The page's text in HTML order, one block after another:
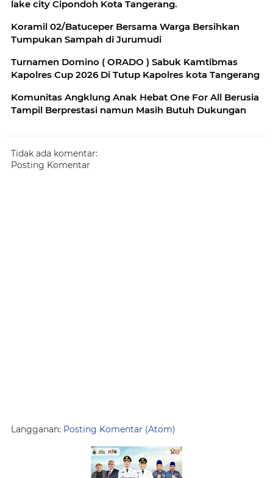
lake city Cipondoh Kota Tangerang.
Koramil 02/Batuceper Bersama Warga Bersihkan
Tumpukan Sampah di Jurumudi
Turnamen Domino ( ORADO ) Sabuk Kamtibmas
Kapolres Cup 2026 Di Tutup Kapolres kota Tangerang
Komunitas Angklung Anak Hebat One For All Berusia
Tampil Berprestasi namun Masih Butuh Dukungan
Tidak ada komentar:
Posting Komentar
Langganan: Posting Komentar (Atom)